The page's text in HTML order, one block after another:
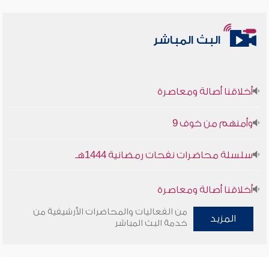
البث المباشر
أخلاقنا أصالة ومعاصرة
وأمنهم من خوف 9
سلسلة محاضرات نفحات رمضانية 1444هـ
أخلاقنا أصالة ومعاصرة
وأمنهم من خوف 9
المزيد
من الفعاليات والمحاضرات الأرشيفية من
خدمة البث المباشر